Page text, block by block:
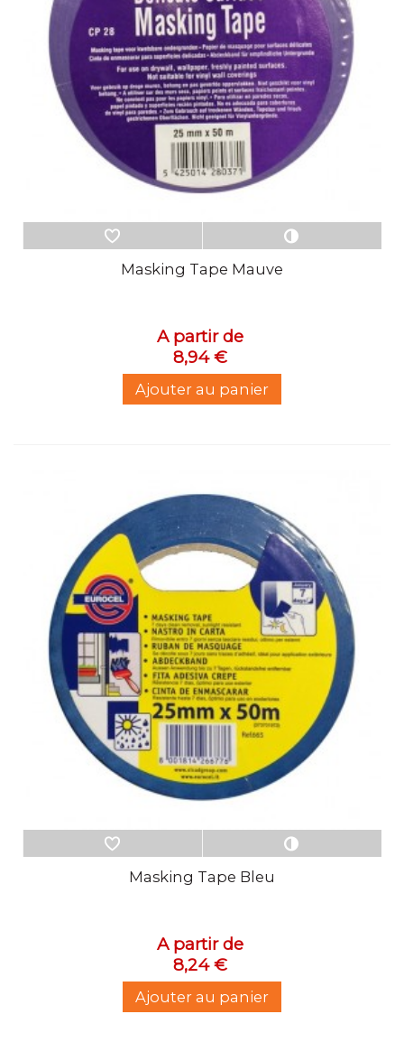
Masking Tape Mauve
A partir de
8,94 €
Ajouter au panier
Masking Tape Bleu
A partir de
8,24 €
Ajouter au panier